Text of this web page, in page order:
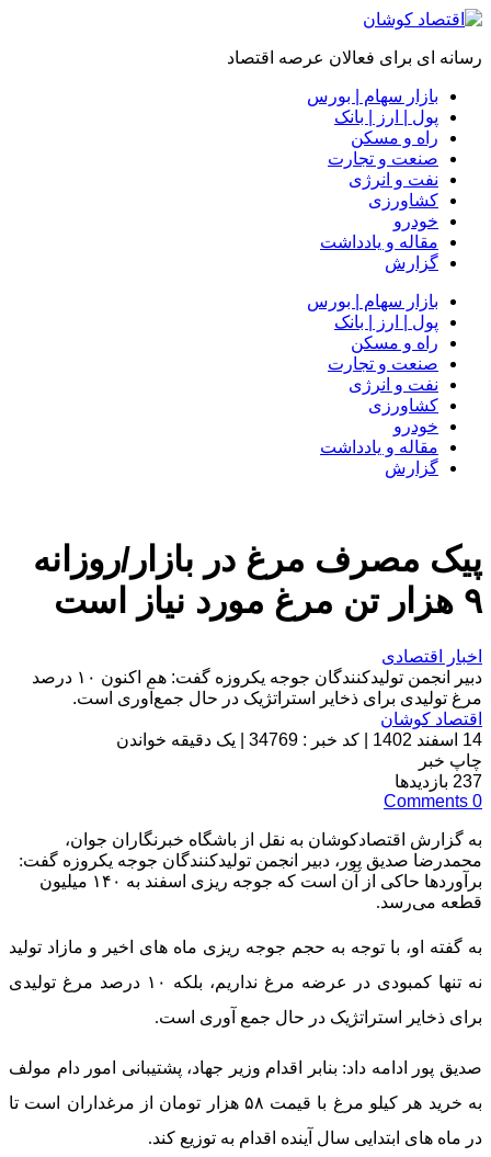
رسانه ای برای فعالان عرصه اقتصاد
بازار سهام | بورس
پول | ارز | بانک
راه و مسکن
صنعت و تجارت
نفت و انرژی
کشاورزی
خودرو
مقاله و یادداشت
گزارش
بازار سهام | بورس
پول | ارز | بانک
راه و مسکن
صنعت و تجارت
نفت و انرژی
کشاورزی
خودرو
مقاله و یادداشت
گزارش
پیک مصرف مرغ در بازار/روزانه
۹ هزار تن مرغ مورد نیاز است
اخبار اقتصادی
دبیر انجمن تولیدکنندگان جوجه یکروزه گفت: هم اکنون ۱۰ درصد
مرغ تولیدی برای ذخایر استراتژیک در حال جمع‌آوری است.
اقتصاد کوشان
14 اسفند 1402
کد خبر : 34769
یک دقیقه خواندن
چاپ خبر
237 بازدیدها
0
Comments
به گزارش اقتصادکوشان به نقل از باشگاه خبرنگاران جوان،
محمدرضا صدیق پور، دبیر انجمن تولیدکنندگان جوجه یکروزه گفت:
برآوردها حاکی از آن است که جوجه ریزی اسفند به ۱۴۰ میلیون
قطعه می‌رسد.
به گفته او، با توجه به حجم جوجه ریزی ماه های اخیر و مازاد تولید
نه تنها کمبودی در عرضه مرغ نداریم، بلکه ۱۰ درصد مرغ تولیدی
برای ذخایر استراتژیک در حال جمع آوری است.
صدیق پور ادامه داد: بنابر اقدام وزیر جهاد، پشتیبانی امور دام مولف
به خرید هر کیلو مرغ با قیمت ۵۸ هزار تومان از مرغداران است تا
در ماه های ابتدایی سال آینده اقدام به توزیع کند.